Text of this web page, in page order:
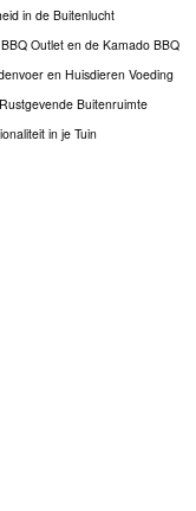
in de Buitenlucht
Outlet en de Kamado BBQ
en Huisdieren Voeding
Buitenruimte
in je Tuin